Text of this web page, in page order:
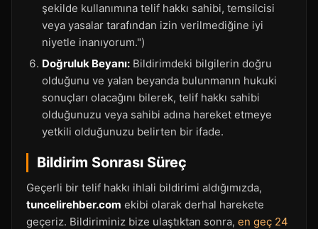
şekilde kullanımına telif hakkı sahibi, temsilcisi
veya yasalar tarafından izin verilmediğine iyi
niyetle inanıyorum.")
Doğruluk Beyanı: Bildirimdeki bilgilerin doğru
olduğunu ve yalan beyanda bulunmanın hukuki
sonuçları olacağını bilerek, telif hakkı sahibi
olduğunuzu veya sahibi adına hareket etmeye
yetkili olduğunuzu belirten bir ifade.
Bildirim Sonrası Süreç
Geçerli bir telif hakkı ihlali bildirimi aldığımızda,
tuncelirehber.com ekibi olarak derhal harekete
geçeriz. Bildiriminiz bize ulaştıktan sonra, en geç 24